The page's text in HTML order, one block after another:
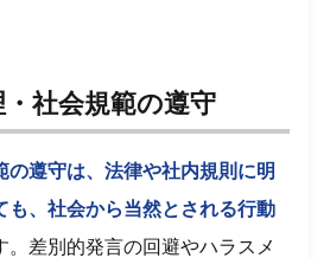
社会規範の遵守
の遵守は、法律や社内規則に明
も、社会から当然とされる行動
。差別的発言の回避やハラスメ